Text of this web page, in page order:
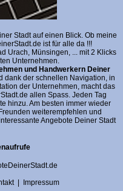
Stadt auf einen Blick. Ob meine
ist für alle da !!!
Urach, Münsingen, ... mit 2 Klicks
Unternehmen.
und Handwerkern Deiner
dank der schnellen Navigation, in
der Unternehmen, macht das
allen Spass. Jeden Tag
hinzu. Am besten immer wieder
weiterempfehlen und
Angebote Deiner Stadt
| Impressum